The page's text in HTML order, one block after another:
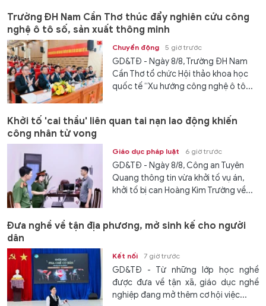
Trường ĐH Nam Cần Thơ thúc đẩy nghiên cứu công
nghệ ô tô số, sản xuất thông minh
Chuyển động 5 giờ trước
GD&TĐ - Ngày 8/8, Trường ĐH Nam
Cần Thơ tổ chức Hội thảo khoa học
quốc tế “Xu hướng công nghệ ô tô...
Khởi tố 'cai thầu' liên quan tai nạn lao động khiến
công nhân tử vong
Giáo dục pháp luật 6 giờ trước
GD&TĐ - Ngày 8/8, Công an Tuyên
Quang thông tin vừa khởi tố vụ án,
khởi tố bị can Hoàng Kim Trường về...
Đưa nghề về tận địa phương, mở sinh kế cho người
dân
Kết nối 7 giờ trước
GD&TĐ - Từ những lớp học nghề
được đưa về tận xã, giáo dục nghề
nghiệp đang mở thêm cơ hội việc...